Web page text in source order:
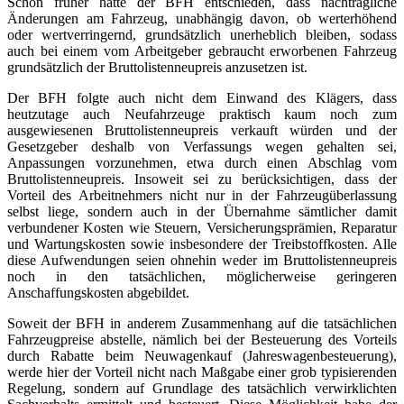
Änderungen am Fahrzeug, unabhängig davon, ob werterhöhend
oder wertverringernd, grundsätzlich unerheblich bleiben, sodass
auch bei einem vom Arbeitgeber gebraucht erworbenen Fahrzeug
grundsätzlich der Bruttolistenneupreis anzusetzen ist.
Der BFH folgte auch nicht dem Einwand des Klägers, dass
heutzutage auch Neufahrzeuge praktisch kaum noch zum
ausgewiesenen Bruttolistenneupreis verkauft würden und der
Gesetzgeber deshalb von Verfassungs wegen gehalten sei,
Anpassungen vorzunehmen, etwa durch einen Abschlag vom
Bruttolistenneupreis. Insoweit sei zu berücksichtigen, dass der
Vorteil des Arbeitnehmers nicht nur in der Fahrzeugüberlassung
selbst liege, sondern auch in der Übernahme sämtlicher damit
verbundener Kosten wie Steuern, Versicherungsprämien, Reparatur
und Wartungskosten sowie insbesondere der Treibstoffkosten. Alle
diese Aufwendungen seien ohnehin weder im Bruttolistenneupreis
noch in den tatsächlichen, möglicherweise geringeren
Anschaffungskosten abgebildet.
Soweit der BFH in anderem Zusammenhang auf die tatsächlichen
Fahrzeugpreise abstelle, nämlich bei der Besteuerung des Vorteils
durch Rabatte beim Neuwagenkauf (Jahreswagenbesteuerung),
werde hier der Vorteil nicht nach Maßgabe einer grob typisierenden
Regelung, sondern auf Grundlage des tatsächlich verwirklichten